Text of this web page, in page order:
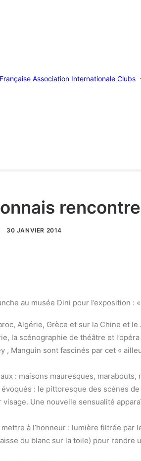
Association Internationale Clubs
30 JANVIER 2014
au musée Dini pour l’exposition :
Algérie, Grèce et sur la Chine et le
la scénographie de théâtre et
Manguin sont fascinés par cet «
: maisons mauresques,
: le pittoresque des scènes
Une nouvelle sensualité
à l’honneur : lumière filtrée par
du blanc sur la toile) pour